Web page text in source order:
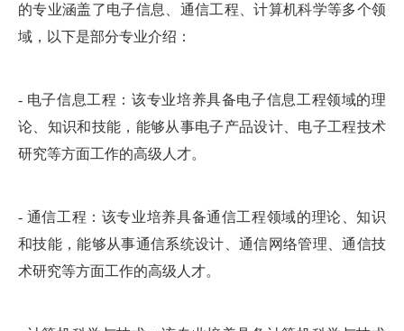
的专业涵盖了电子信息、通信工程、计算机科学等多个领
域，以下是部分专业介绍：
- 电子信息工程：该专业培养具备电子信息工程领域的理
论、知识和技能，能够从事电子产品设计、电子工程技术
研究等方面工作的高级人才。
- 通信工程：该专业培养具备通信工程领域的理论、知识
和技能，能够从事通信系统设计、通信网络管理、通信技
术研究等方面工作的高级人才。